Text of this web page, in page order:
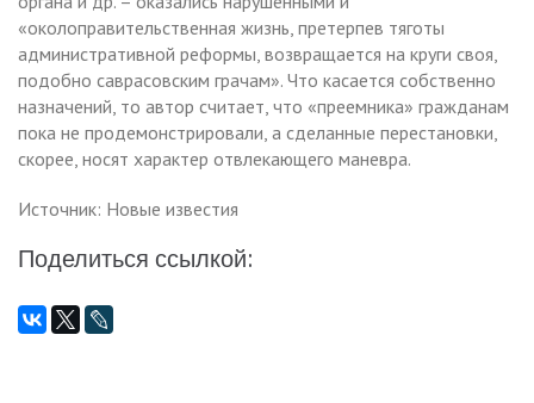
«околоправительственная жизнь, претерпев тяготы
административной реформы, возвращается на круги своя,
подобно саврасовским грачам». Что касается собственно
назначений, то автор считает, что «преемника» гражданам
пока не продемонстрировали, а сделанные перестановки,
скорее, носят характер отвлекающего маневра.
Источник: Новые известия
Поделиться ссылкой: